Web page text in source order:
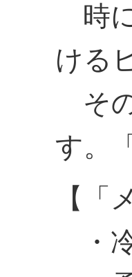
時
ける
そ
す。
【「
・